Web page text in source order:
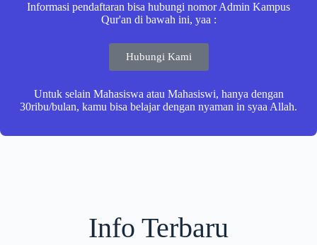
Informasi pendaftaran bisa hubungi nomor Admin Kampus
Qur'an di bawah ini, yaa :
Hubungi Kami
Untuk selain Mahasiswa atau Mahasiswi, hanya dengan
30ribu/bulan, kamu bisa belajar dengan nyaman in syaa Allah.
Info Terbaru